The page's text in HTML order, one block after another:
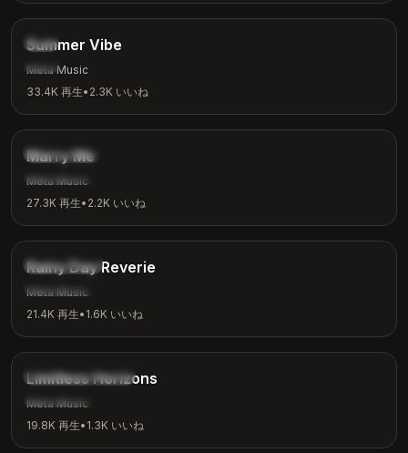
チル
夏
Summer Vibe
Meta Music
33.4K 再生• 2.3K いいね
ロマンチック
愛
Marry Me
Meta Music
27.3K 再生• 2.2K いいね
アンビエント
雨の日
Rainy Day Reverie
Meta Music
21.4K 再生• 1.6K いいね
インスピレーション
モチベーション
Limitless Horizons
Meta Music
19.8K 再生• 1.3K いいね